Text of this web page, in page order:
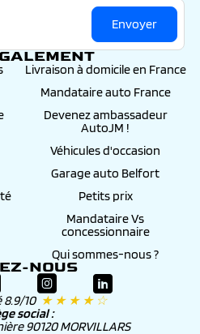
Envoyer
Livraison à domicile en France
Mandataire auto France
Devenez ambassadeur
AutoJM !
Véhicules d'occasion
Garage auto Belfort
Petits prix
Mandataire Vs
concessionnaire
Qui sommes-nous ?
NOUS
10 ★ ★ ★ ★ ☆
social :
90120 MORVILLARS